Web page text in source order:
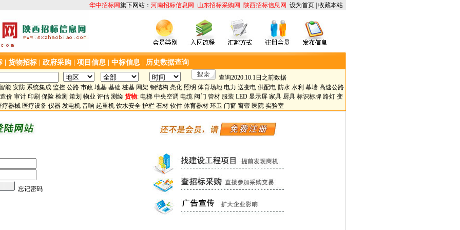
华中招标网旗下网站： 河南招标信息网 山东招标采购网 陕西招标信息网 设为首页 收藏本站
货物招标 政府采购 项目信息 中标信息 历史数据查询
查询2020.10.1日之前数据
能 安防 系统集成 监控 公路 市政 地基 基础 桩基 网架 钢结构 亮化 照明 体育场地 电力 送变电 供配电 防水 水利 幕墙 高速公路
造价 审计 印刷 保险 检测 策划 物业 评估 测绘 货物: 电梯 中央空调 电缆 阀门 管材 服装 LED 显示屏 家具 厨具 标识标牌 路灯 变
疗器械 医疗设备 仪器 发电机 音响 起重机 饮水安全 护栏 石材 软件 体育器材 环卫 门窗 窗帘 医院 实验室
忘记密码